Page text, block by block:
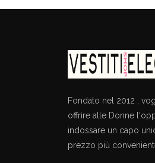
Fondato nel 2012 ,
offrire alle Donne
indossare un capo
prezzo più conveniente